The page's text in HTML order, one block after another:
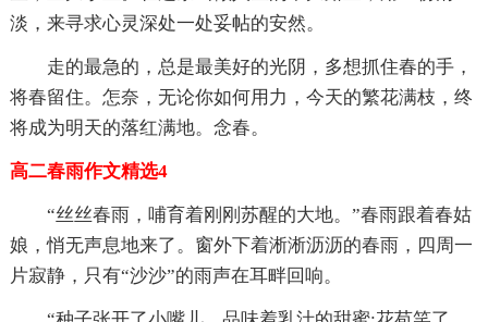
淡，来寻求心灵深处一处妥帖的安然。
走的最急的，总是最美好的光阴，多想抓住春的手，
将春留住。怎奈，无论你如何用力，今天的繁花满枝，终
将成为明天的落红满地。念春。
高二春雨作文精选4
“丝丝春雨，哺育着刚刚苏醒的大地。”春雨跟着春姑
娘，悄无声息地来了。窗外下着淅淅沥沥的春雨，四周一
片寂静，只有“沙沙”的雨声在耳畔回响。